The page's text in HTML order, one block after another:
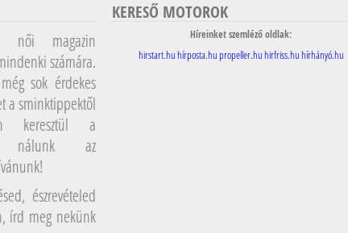
magazin
számára.
sok érdekes
a sminktippektől
keresztül a
nálunk az
észrevételed
írd meg nekünk
KERESŐ MOTOROK
Híreinket szemléző oldlak:
hirstart.huhírposta.hupropeller.huhirfriss.huhírhányó.hu